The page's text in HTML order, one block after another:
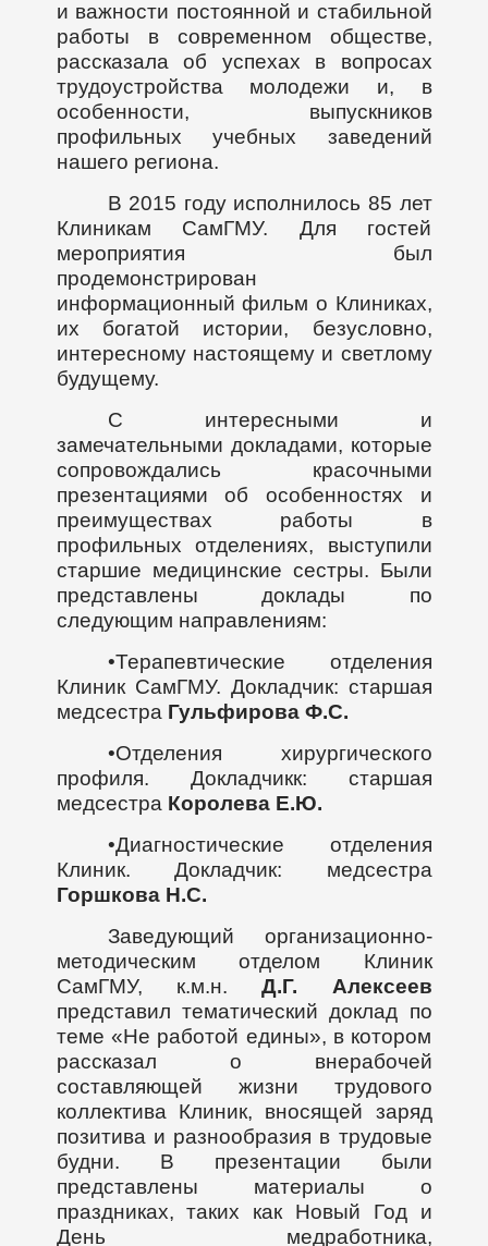
и важности постоянной и стабильной
работы в современном обществе,
рассказала об успехах в вопросах
трудоустройства молодежи и, в
особенности, выпускников
профильных учебных заведений
нашего региона.
В 2015 году исполнилось 85 лет
Клиникам СамГМУ. Для гостей
мероприятия был
продемонстрирован
информационный фильм о Клиниках,
их богатой истории, безусловно,
интересному настоящему и светлому
будущему.
С интересными и
замечательными докладами, которые
сопровождались красочными
презентациями об особенностях и
преимуществах работы в
профильных отделениях, выступили
старшие медицинские сестры. Были
представлены доклады по
следующим направлениям:
•Терапевтические отделения
Клиник СамГМУ. Докладчик: старшая
медсестра Гульфирова Ф.С.
•Отделения хирургического
профиля. Докладчикк: старшая
медсестра Королева Е.Ю.
•Диагностические отделения
Клиник. Докладчик: медсестра
Горшкова Н.С.
Заведующий организационно-
методическим отделом Клиник
СамГМУ, к.м.н.Д.Г. Алексеев
представил тематический доклад по
теме «Не работой едины», в котором
рассказал о внерабочей
составляющей жизни трудового
коллектива Клиник, вносящей заряд
позитива и разнообразия в трудовые
будни. В презентации были
представлены материалы о
праздниках, таких как Новый Год и
День медработника,